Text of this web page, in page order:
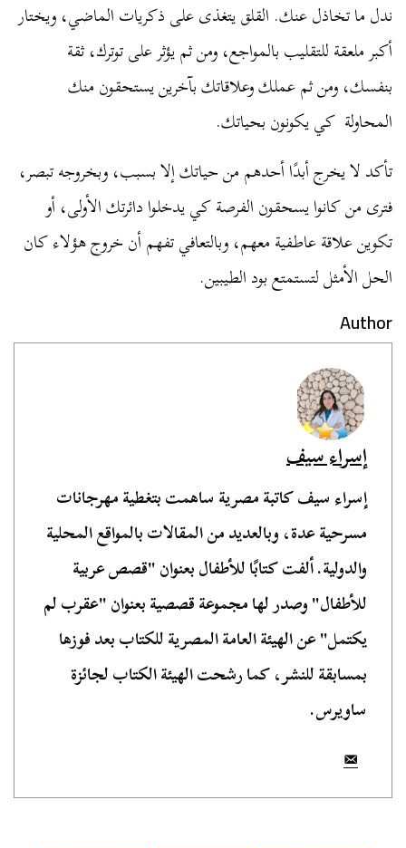
ندل ما تخاذل عنك. القلق يتغذى على ذكريات الماضي، ويختار
أكبر ملعقة للتقليب بالمواجع، ومن ثم يؤثر على توترك، ثقة
بنفسك، ومن ثم عملك وعلاقاتك بآخرين يستحقون منك
المحاولة كي يكونون بحياتك.
تأكد لا يخرج أبدًا أحدهم من حياتك إلا بسبب، وبخروجه تبصر،
فترى من كانوا يسحقون الفرصة كي يدخلوا دائرتك الأولى، أو
تكوين علاقة عاطفية معهم، وبالتعافي تفهم أن خروج هؤلاء كان
الحل الأمثل لتستمتع بود الطيبين.
Author
إسراء سيف
إسراء سيف كاتبة مصرية ساهمت بتغطية مهرجانات
مسرحية عدة، وبالعديد من المقالات بالمواقع المحلية
والدولية. ألفت كتابًا للأطفال بعنوان "قصص عربية
للأطفال" وصدر لها مجموعة قصصية بعنوان "عقرب لم
يكتمل" عن الهيئة العامة المصرية للكتاب بعد فوزها
بمسابقة للنشر، كما رشحت الهيئة الكتاب لجائزة
ساويرس.